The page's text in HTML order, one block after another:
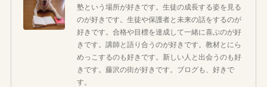
塾という場所が好きです。生徒の成長する姿を見る
のが好きです。生徒や保護者と未来の話をするのが
好きです。合格や目標を達成して一緒に喜ぶのが好
きです。講師と語り合うのが好きです。教材とにら
めっこするのも好きです。新しい人と出会うのも好
きです。藤沢の街が好きです。ブログも、好きで
す。